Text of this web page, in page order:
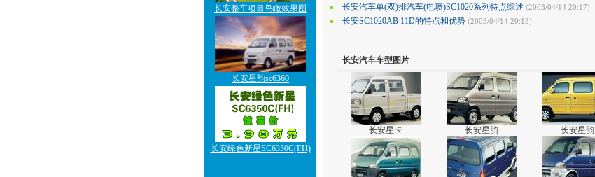
长安整车项目鸟瞰效果图
长安星韵sc6360
长安绿色新星SC6350C(FH)
长安汽车单(双)排汽车(电喷)SC1020系列特点综述 (2003/04/14 20:17)
长安SC1020AB 11D的特点和优势 (2003/04/14 20:13)
长安汽车车型图片
长安星卡 长安星韵 长安星韵